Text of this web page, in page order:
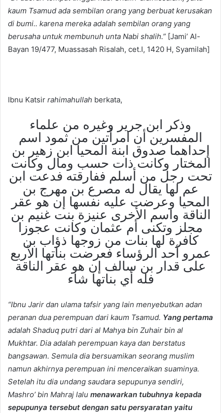
kaum Tsamud ada sembilan orang yang berbuat kerusakan
di bumi.. karena mereka adalah sembilan orang yang
berusaha untuk membunuh unta Nabi shalih.” [Jami’ Al-
Bayan 19/477, Muassasah Risalah, cet.I, 1420 H, Syamilah]
Ibnu Katsir rahimahullah berkata,
وذكر ابن جرير وغيره من علماء
المفسرين أن امرأتين من ثمود اسم
إحداهما صدوق ابنة المحيا ابن زهير بن
المختار وكانت ذات حسب ومال وكانت
تحت رجل من أسلم ففارقته فدعت ابن
عم لها يقال له مصرع بن مهرج بن
المحيا وعرضت عليه نفسها إن هو عقر
الناقة واسم الأخرى عنيزة بنت غنيم بن
مجلز وتكنى أم عثمان وكانت عجوزا
كافرة لها بنات من زوجها ذؤاب بن
عمرو أحد الرؤساء فعرضت بناتها الأربع
على قدار بن سالف إن هو عقر الناقة
فله أي بناتها شاء
“Ibnu Jarir dan ulama tafsir yang lain menyebutkan adan
peranan dua perempuan dari kaum Tsamud. Yang pertama
adalah Shaduq putri dari al Mahya bin Zuhair bin al
Mukhtar. Dia adalah perempuan kaya dan berstatus
bangsawan. Semula dia bersuamikan seorang muslim
namun akhirnya perempuan ini menceraikan suaminya.
Setelah itu dia undang saudara sepupunya sendiri,
Mashro’ bin Mahraj lalu menawarkan tubuhnya kepada
sepupunya tersebut dengan satu persyaratan yaitu